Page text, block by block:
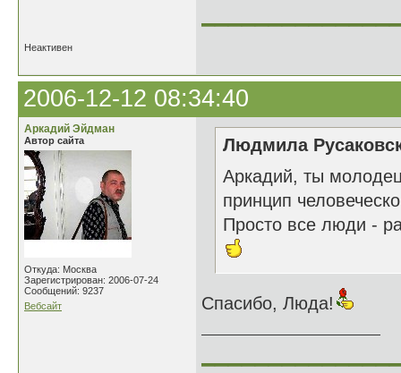
Неактивен
2006-12-12 08:34:40
Аркадий Эйдман
Автор сайта
Откуда: Москва
Зарегистрирован: 2006-07-24
Сообщений: 9237
Вебсайт
Людмила
Аркадий, ты
принцип
Просто все люди -
Спасибо, Люда!